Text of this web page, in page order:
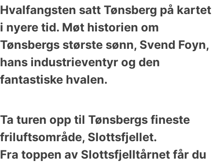
Hvalfangsten satt Tønsberg på kartet
i nyere tid. Møt historien om
Tønsbergs største sønn, Svend Foyn,
hans industrieventyr og den
fantastiske hvalen.
Ta turen opp til Tønsbergs fineste
friluftsområde, Slottsfjellet.
Fra toppen av Slottsfjelltårnet får du